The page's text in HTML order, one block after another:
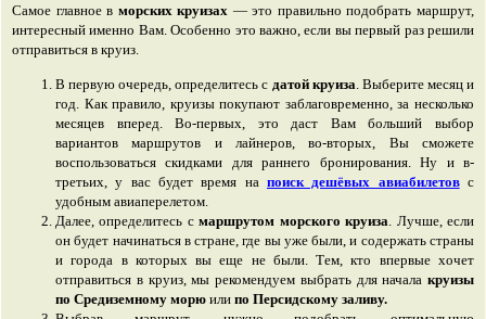
Самое главное в морских круизах — это правильно подобрать маршрут,
интересный именно Вам. Особенно это важно, если вы первый раз решили
отправиться в круиз.
В первую очередь, определитесь с датой круиза. Выберите месяц и
год. Как правило, круизы покупают заблаговременно, за несколько
месяцев вперед. Во-первых, это даст Вам больший выбор
вариантов маршрутов и лайнеров, во-вторых, Вы сможете
воспользоваться скидками для раннего бронирования. Ну и в-
третьих, у вас будет время на поиск дешёвых авиабилетовс
удобным авиаперелетом.
Далее, определитесь смаршрутом морского круиза. Лучше, если
он будет начинаться в стране, где вы уже были, и содержать страны
и города в которых вы еще не были. Тем, кто впервые хочет
отправиться в круиз, мы рекомендуем выбрать для начала круизы
по Средиземному морю или по Персидскому заливу.